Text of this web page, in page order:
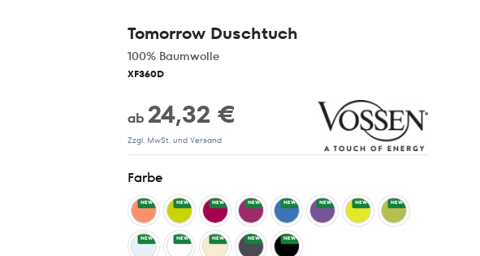
Tomorrow Duschtuch
100% Baumwolle
XF360D
ab 24,32 €
Zzgl. MwSt. und Versand
Farbe
NEW NEW NEW NEW NEW NEW NEW NEW
NEW NEW NEW NEW NEW